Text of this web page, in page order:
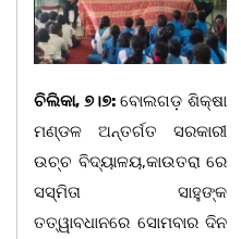
ଚିଲିକା, ୭।୭: ବୋଲଗଡ଼ ଶିକ୍ଷା
ମଣ୍ଡଳ ଅନ୍ତର୍ଗତ ସରକାରୀ
ଉଚ୍ଚ ବିଦ୍ୟାଳୟ,କାଉତରା ରେ
ସସ୍ମିତା ସାହୁଙ୍କ
ତତ୍ୱାବଧାନରେ ସୋମବାର ଦିନ